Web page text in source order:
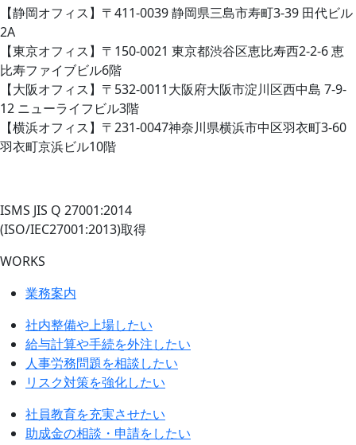
【静岡オフィス】〒411-0039 静岡県三島市寿町3-39 田代ビル
2A
【東京オフィス】〒150-0021 東京都渋谷区恵比寿西2-2-6 恵
比寿ファイブビル6階
【大阪オフィス】〒532-0011大阪府大阪市淀川区西中島 7-9-
12 ニューライフビル3階
【横浜オフィス】〒231-0047神奈川県横浜市中区羽衣町3-60
羽衣町京浜ビル10階
ISMS JIS Q 27001:2014
(ISO/IEC27001:2013)取得
WORKS
業務案内
社内整備や上場したい
給与計算や手続を外注したい
人事労務問題を相談したい
リスク対策を強化したい
社員教育を充実させたい
助成金の相談・申請をしたい